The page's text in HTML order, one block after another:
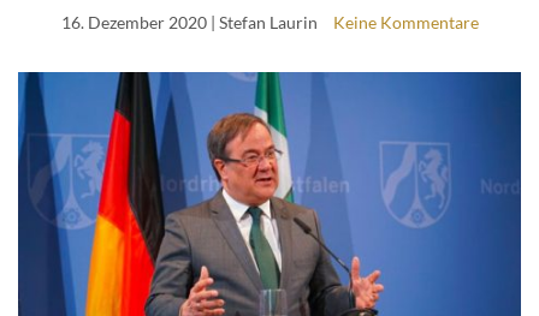
16. Dezember 2020| Stefan Laurin Keine Kommentare